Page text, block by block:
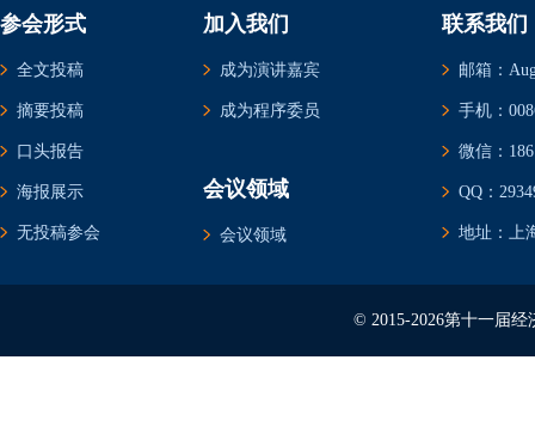
参会形式
全文投稿
摘要投稿
口头报告
海报展示
无投稿参会
加入我们
成为演讲嘉宾
成为程序委员
会议领域
会议领域
联系我们
邮箱：
手机：
微信：
QQ：
地址：上
© 2015-2026第十一届